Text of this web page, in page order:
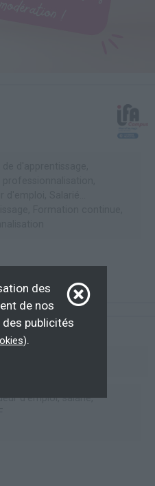
d’emploi, salarié,
des
de nos
publicités
).